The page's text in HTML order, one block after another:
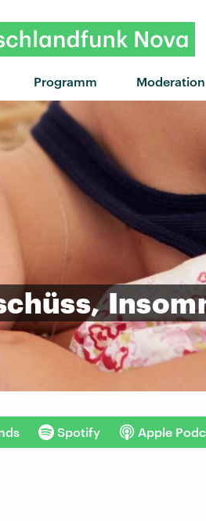
Programm Moderation
"Changes" von
Spotify Apple